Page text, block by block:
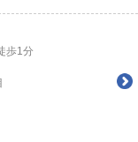
歩1分